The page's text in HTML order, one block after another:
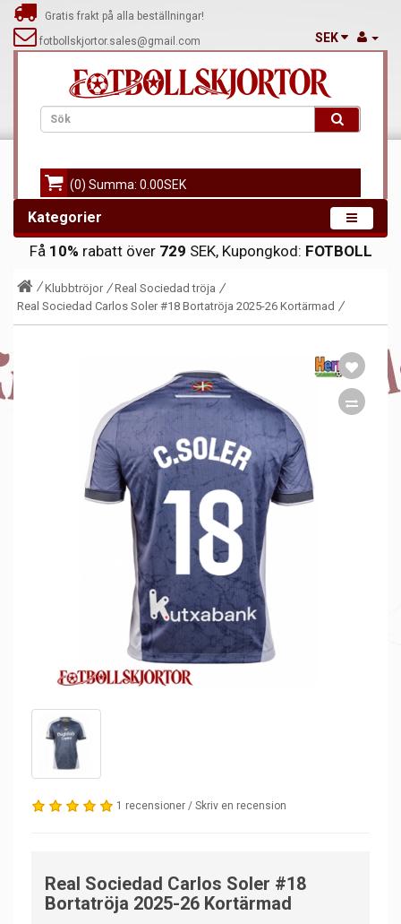
Gratis frakt på alla beställningar!
fotbollskjortor.sales@gmail.com
SEK
(0) Summa: 0.00SEK
Kategorier
Få 10% rabatt över 729 SEK, Kupongkod: FOTBOLL
Klubbtröjor
Real Sociedad tröja
Real Sociedad Carlos Soler #18 Bortatröja 2025-26 Kortärmad
1 recensioner / Skriv en recension
Real Sociedad Carlos Soler #18
Bortatröja 2025-26 Kortärmad